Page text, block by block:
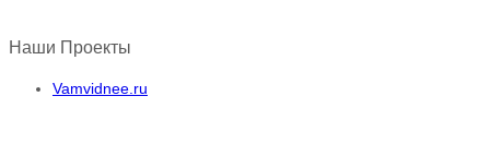
Наши Проекты
Vamvidnee.ru